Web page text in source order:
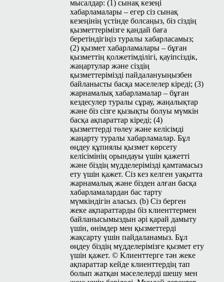
мысалдар: (1) сынақ кезеңі
хабарламалары – егер сіз сынақ
кезеңінің үстінде болсаңыз, біз сіздің
қызметтерімізге қандай баға
беретіндігіңіз туралы хабарласамыз;
(2) қызмет хабарламалары – бұған
қызметтің қолжетімділігі, қауіпсіздік,
жаңартулар және сіздің
қызметтерімізді пайдалануыңызбен
байланысты басқа мәселелер кіреді; (3)
жарнамалық хабарламалар – бұған
кездесулер туралы сұрау, жаңалықтар
және біз сізге қызықты болуы мүмкін
басқа ақпараттар кіреді; (4)
қызметтерді төлеу және келісімді
жаңарту туралы хабарламалар. Бұл
өңдеу құпиялы қызмет көрсету
келісімінің орындауы үшін қажетті
және біздің мүдделерімізді қамтамасыз
ету үшін қажет. Сіз кез келген уақытта
жарнамалық және бізден алған басқа
хабарламалардан бас тарту
мүмкіндігін аласыз. (b) Сіз берген
жеке ақпараттарды біз клиенттермен
байланысымыздын әрі қарай дамыту
үшін, өнімдер мен қызметтерді
жақсарту үшін пайдаланамыз. Бұл
өңдеу біздің мүдделерімізге қызмет ету
үшін қажет. © Клиенттерге тән жеке
ақпараттар кейде клиенттердің тап
болып жатқан мәселелерді шешу мен